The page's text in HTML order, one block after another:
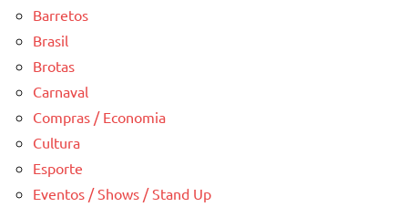
Barretos
Brasil
Brotas
Carnaval
Compras / Economia
Cultura
Esporte
Eventos / Shows / Stand Up